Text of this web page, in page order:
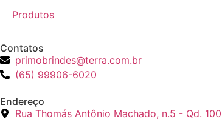
Produtos
Contatos
primobrindes@terra.com.br
(65) 99906-6020
Endereço
Rua Thomás Antônio Machado, n.5 - Qd.